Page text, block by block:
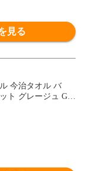
見る
今治タオル バ
ト グレージュ GF